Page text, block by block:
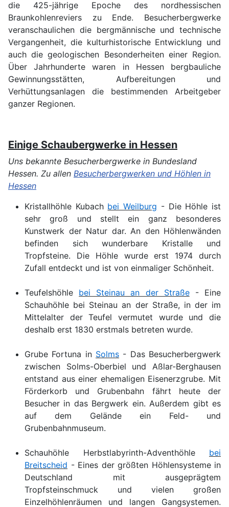
die 425-jährige Epoche des nordhessischen
Braunkohlenreviers zu Ende. Besucherbergwerke
veranschaulichen die bergmännische und technische
Vergangenheit, die kulturhistorische Entwicklung und
auch die geologischen Besonderheiten einer Region.
Über Jahrhunderte waren in Hessen bergbauliche
Gewinnungsstätten, Aufbereitungen und
Verhüttungsanlagen die bestimmenden Arbeitgeber
ganzer Regionen.
Einige Schaubergwerke in Hessen
Uns bekannte Besucherbergwerke in Bundesland
Hessen. Zu allen Besucherbergwerken und Höhlen in
Hessen
Kristallhöhle Kubach bei Weilburg - Die Höhle ist
sehr groß und stellt ein ganz besonderes
Kunstwerk der Natur dar. An den Höhlenwänden
befinden sich wunderbare Kristalle und
Tropfsteine. Die Höhle wurde erst 1974 durch
Zufall entdeckt und ist von einmaliger Schönheit.
Teufelshöhle bei Steinau an der Straße- Eine
Schauhöhle bei Steinau an der Straße, in der im
Mittelalter der Teufel vermutet wurde und die
deshalb erst 1830 erstmals betreten wurde.
Grube Fortuna in Solms - Das Besucherbergwerk
zwischen Solms-Oberbiel und Aßlar-Berghausen
entstand aus einer ehemaligen Eisenerzgrube. Mit
Förderkorb und Grubenbahn fährt heute der
Besucher in das Bergwerk ein. Außerdem gibt es
auf dem Gelände ein Feld- und
Grubenbahnmuseum.
Schauhöhle Herbstlabyrinth-Adventhöhle bei
Breitscheid - Eines der größten Höhlensysteme in
Deutschland mit ausgeprägtem
Tropfsteinschmuck und vielen großen
Einzelhöhlenräumen und langen Gangsystemen.